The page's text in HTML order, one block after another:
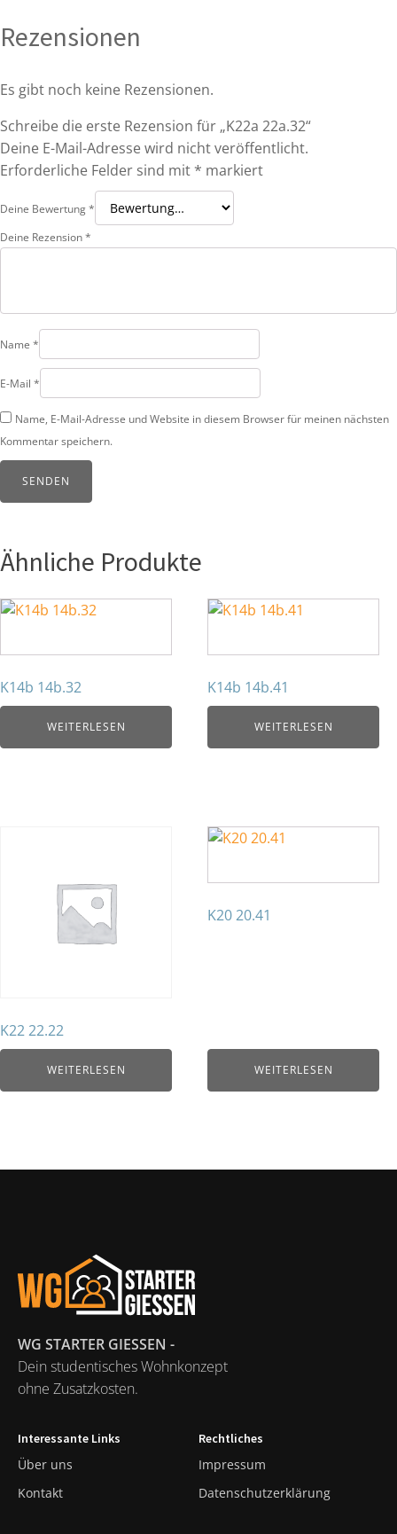
Rezensionen
Es gibt noch keine Rezensionen.
Schreibe die erste Rezension für „K22a 22a.32“
Deine E-Mail-Adresse wird nicht veröffentlicht.
Erforderliche Felder sind mit * markiert
Deine Bewertung*
Deine Rezension*
Name *
E-Mail *
Name, E-Mail-Adresse und Website in diesem Browser für meinen nächsten
Kommentar speichern.
Ähnliche Produkte
K14b 14b.32
WEITERLESEN
K14b 14b.41
WEITERLESEN
K22 22.22
WEITERLESEN
K20 20.41
WEITERLESEN
WG STARTER GIESSEN -
Dein studentisches Wohnkonzept
ohne Zusatzkosten.
Interessante Links
Über uns
Kontakt
Rechtliches
Impressum
Datenschutzerklärung